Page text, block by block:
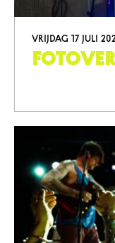
vrijdag 17 juli